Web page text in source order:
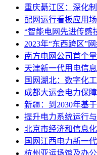
重庆綦江区：深化
配网运行看板应用
“智能电网先进传感
2023年“东西跨区”
南方电网公司首个
天津新一代用电信
国网湖北：数字化
成都大运会电力保
新疆：到2030年基
提升电力系统运行
北京市经济和信息
国网江西电力新一
杭州亚运场馆及办